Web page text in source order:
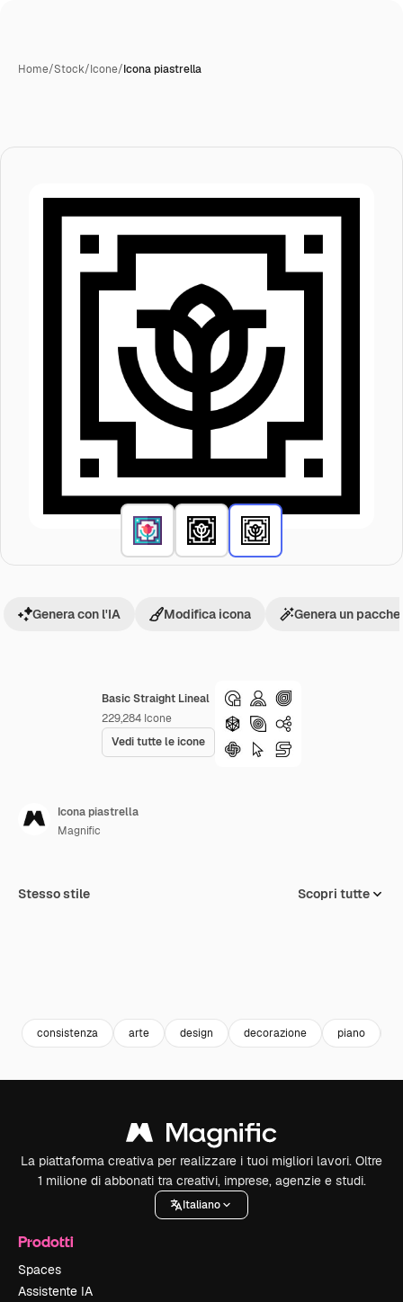
Home/Stock/Icone/Icona piastrella
Basic Straight Lineal
229,284 Icone
Vedi tutte le icone
Genera con l'IA Modifica icona Genera un
Icona piastrella
Magnific
Stesso stile Scopri tutte
consistenza arte design decorazione piano
La piattaforma creativa per realizzare i tuoi migliori lavori. Oltre
1 milione di abbonati tra creativi, imprese, agenzie e studi.
Italiano
Prodotti
Spaces
Assistente IA